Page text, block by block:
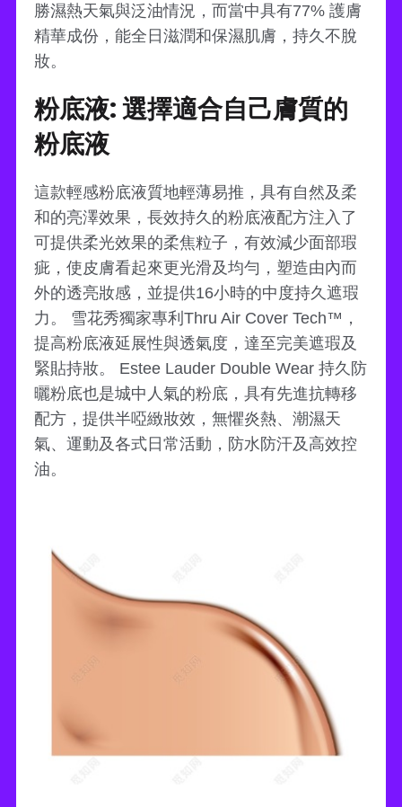
勝濕熱天氣與泛油情況，而當中具有77% 護膚
精華成份，能全日滋潤和保濕肌膚，持久不脫
妝。
粉底液: 選擇適合自己膚質的
粉底液
這款輕感粉底液質地輕薄易推，具有自然及柔
和的亮澤效果，長效持久的粉底液配方注入了
可提供柔光效果的柔焦粒子，有效減少面部瑕
疵，使皮膚看起來更光滑及均勻，塑造由內而
外的透亮妝感，並提供16小時的中度持久遮瑕
力。 雪花秀獨家專利Thru Air Cover Tech™，
提高粉底液延展性與透氣度，達至完美遮瑕及
緊貼持妝。 Estee Lauder Double Wear 持久防
曬粉底也是城中人氣的粉底，具有先進抗轉移
配方，提供半啞緻妝效，無懼炎熱、潮濕天
氣、運動及各式日常活動，防水防汗及高效控
油。